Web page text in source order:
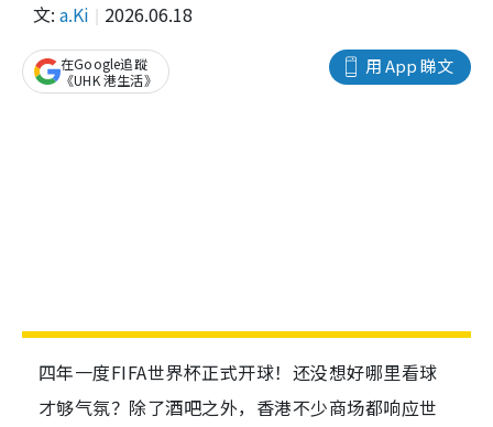
文: a.Ki 2026.06.18
用 App 睇文
在Google追蹤
《UHK 港生活》
四年一度FIFA世界杯正式开球！还没想好哪里看球
才够气氛？除了酒吧之外，香港不少商场都响应世